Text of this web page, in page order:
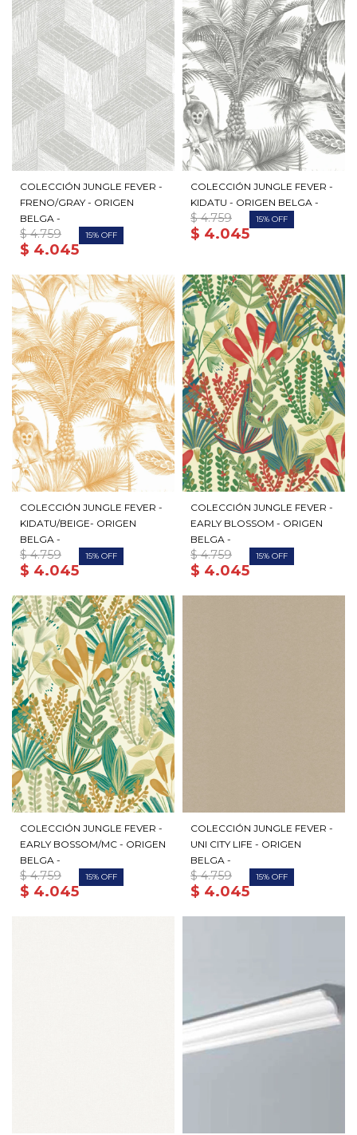
COLECCIÓN JUNGLE FEVER -
FRENO/GRAY - ORIGEN
BELGA -
$ 4.045
$ 4.759 15
COLECCIÓN JUNGLE FEVER -
KIDATU - ORIGEN BELGA -
$ 4.045
$ 4.759 15
COLECCIÓN JUNGLE FEVER -
KIDATU/BEIGE- ORIGEN
BELGA -
$ 4.045
$ 4.759 15
COLECCIÓN JUNGLE FEVER -
EARLY BLOSSOM - ORIGEN
BELGA -
$ 4.045
$ 4.759 15
COLECCIÓN JUNGLE FEVER -
EARLY BOSSOM/MC - ORIGEN
BELGA -
$ 4.045
$ 4.759 15
COLECCIÓN JUNGLE FEVER -
UNI CITY LIFE - ORIGEN
BELGA -
$ 4.045
$ 4.759 15